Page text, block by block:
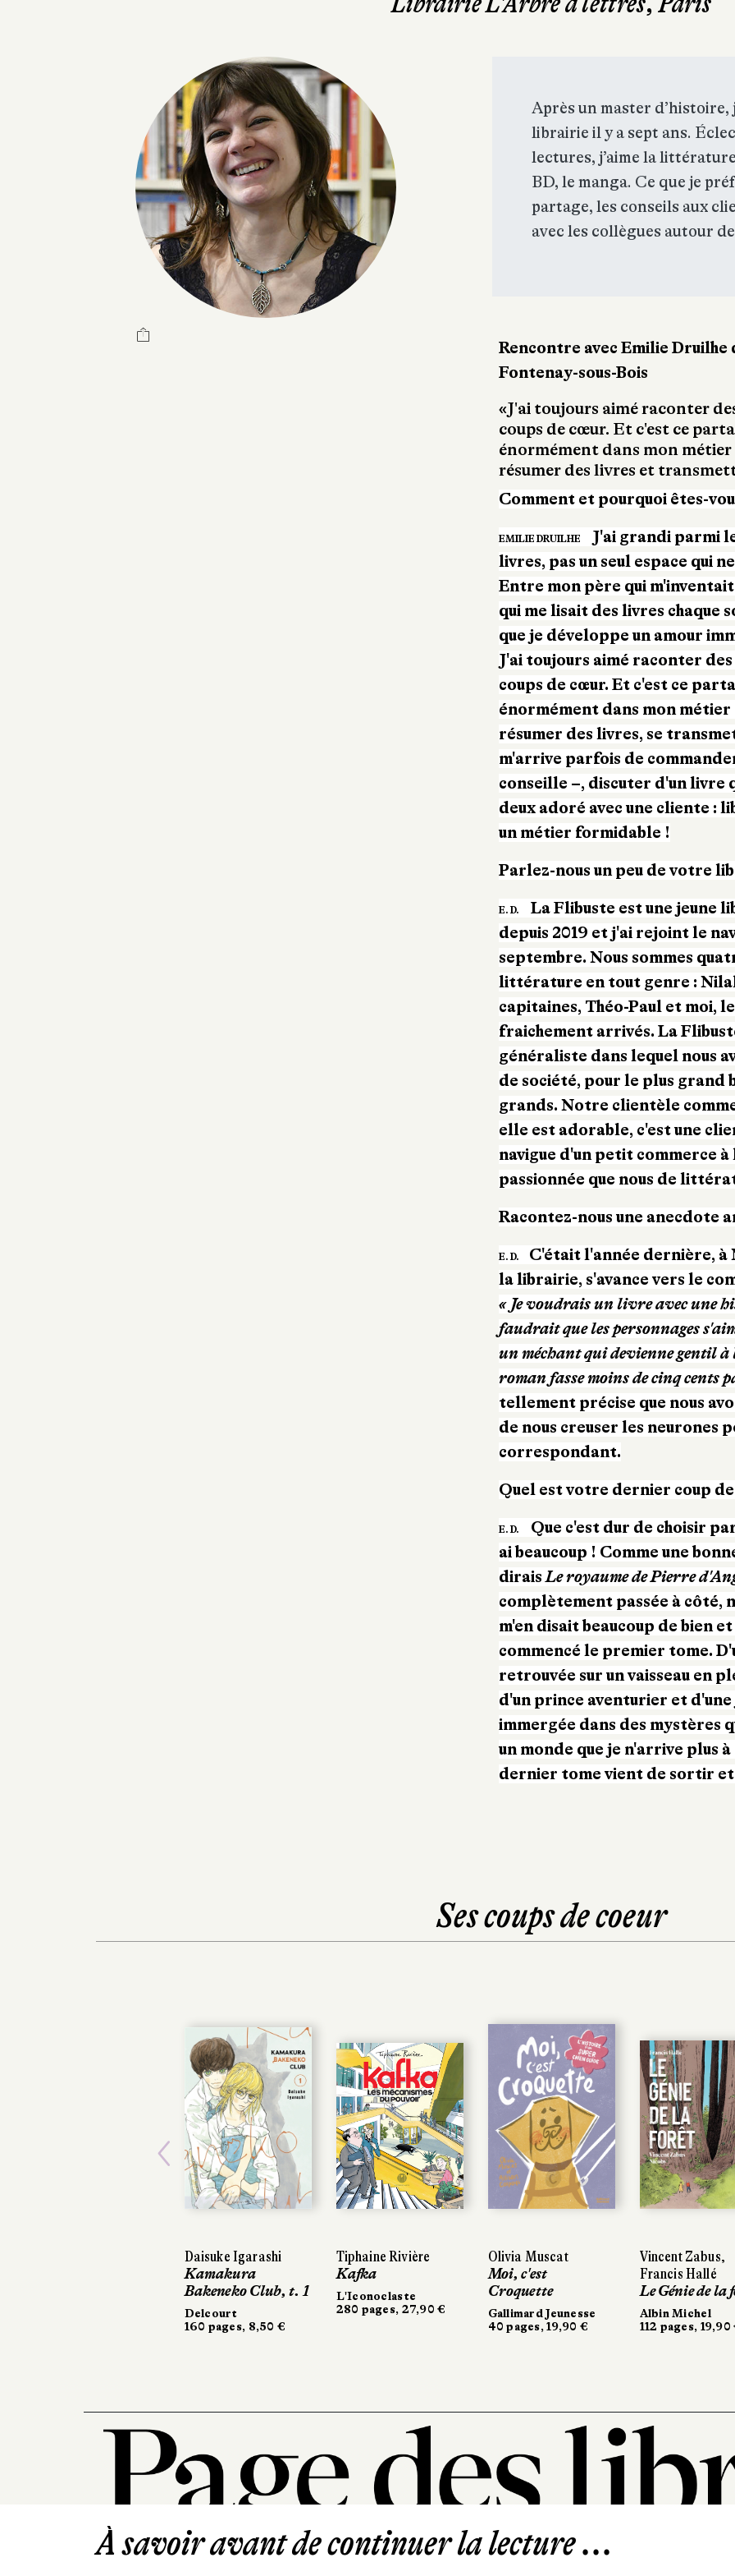
Après un master d’histoire,
librairie il y a sept ans.
lectures, j’aime la
BD, le manga. Ce que je
partage, les conseils aux
avec les collègues autour
Rencontre avec Emilie
Fontenay-sous-Bois
«J'ai toujours aimé raconter
coups de cœur. Et c'est ce
énormément dans mon métier
résumer des livres et
Comment et pourquoi êtes-
EMILIE DRUILHE
J'ai grandi parmi
livres, pas un seul espace qui
Entre mon père qui
qui me lisait des livres chaque
que je développe un amour
J'ai toujours aimé raconter
coups de cœur. Et c'est ce
énormément dans mon métier
résumer des livres, se
m'arrive parfois de
conseille –, discuter d'un livre
deux adoré avec une cliente :
un métier formidable !
Parlez-nous un peu de votre
E. D.
La Flibuste est une jeune
depuis 2019 et j'ai rejoint le
septembre. Nous sommes
littérature en tout genre :
capitaines, Théo-Paul et moi,
fraichement arrivés. La
généraliste dans lequel nous
de société, pour le plus grand
grands. Notre clientèle
elle est adorable, c'est une
navigue d'un petit commerce
passionnée que nous de
Racontez-nous une anecdote
E. D.
C'était l'année dernière,
la librairie, s'avance vers le
« Je voudrais un livre avec une
faudrait que les personnages
un méchant qui devienne gentil
roman fasse moins de cinq cents
tellement précise que nous
de nous creuser les neurones
correspondant.
Quel est votre dernier coup
E. D.
Que c'est dur de choisir
ai beaucoup ! Comme une
diraisLe royaume de Pierre
complètement passée à côté,
m'en disait beaucoup de bien
commencé le premier tome.
retrouvée sur un vaisseau en
d'un prince aventurier et d'une
immergée dans des mystères
un monde que je n'arrive plus
dernier tome vient de sortir
Ses coups de coeur
Bakeneko Club, t. 1
Tiphaine Rivière
Kafka
L'Iconoclaste
280 pages, 27,90 €
Olivia Muscat
Croquette
Gallimard Jeunesse
Vincent Zabus,
Francis Hallé
Le Génie de la forêt
Albin Michel
112 pages, 19,90 €
Nora
Journal
dessinée
128
Tiphaine Rivière
Kafka
L'Iconoclaste
280 pages, 27,90 €
Olivia Muscat
Croquette
Gallimard Jeunesse
Vincent Zabus,
Francis Hallé
Le Génie de la forêt
Albin Michel
112 pages, 19,90 €
Nora
Journal
dessinée
128
Previous
101, rue Saint-Lazare
À savoir avant de continuer la lecture ...